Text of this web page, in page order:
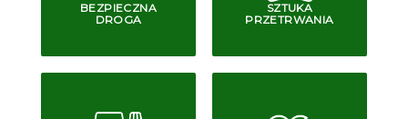
BEZPIECZNA
DROGA
SZTUKA
PRZETRWANIA